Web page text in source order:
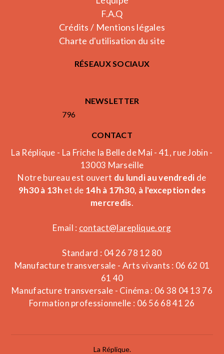
F.A.Q
Crédits / Mentions légales
Charte d'utilisation du site
RÉSEAUX SOCIAUX
NEWSLETTER
796
CONTACT
La Réplique - La Friche la Belle de Mai - 41, rue Jobin -
13003 Marseille
Notre bureau est ouvert du lundi au vendredi de
9h30 à 13h et de 14h à 17h30, à l'exception des
mercredis.
Email : contact@lareplique.org
Standard : 04 26 78 12 80
Manufacture transversale - Arts vivants : 06 62 01
61 40
Manufacture transversale - Cinéma : 06 38 04 13 76
Formation professionnelle : 06 56 68 41 26
La Réplique.